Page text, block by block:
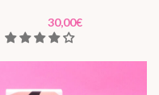
30,00€